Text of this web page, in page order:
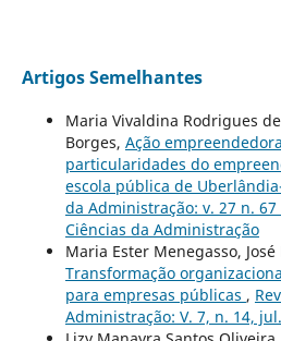
Artigos Semelhantes
Maria Vivaldina Rodrigues
Borges, Ação
particularidades do
escola pública de
da Administração: v. 27 n. 67
Ciências da Administração
Maria Ester Menegasso, José
Transformação
para empresas públicas ,
Administração: V. 7, n. 14,